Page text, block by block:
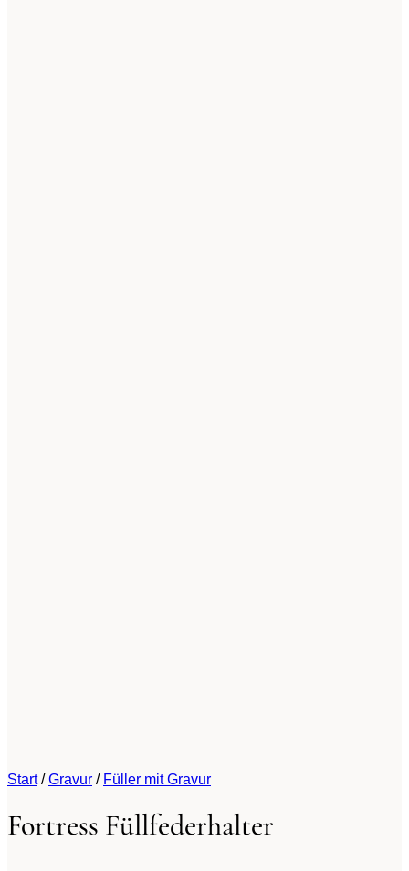
Start / Gravur / Füller mit Gravur
Fortress Füllfederhalter